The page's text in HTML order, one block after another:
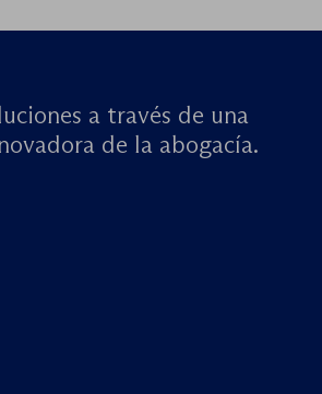
a través de una
de la abogacía.